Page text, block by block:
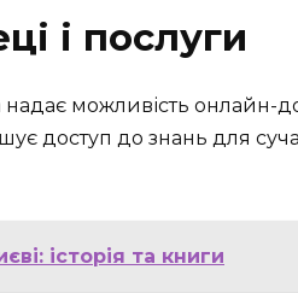
і послуги
надає можливість онлайн-
доступ до знань для
історія та книги